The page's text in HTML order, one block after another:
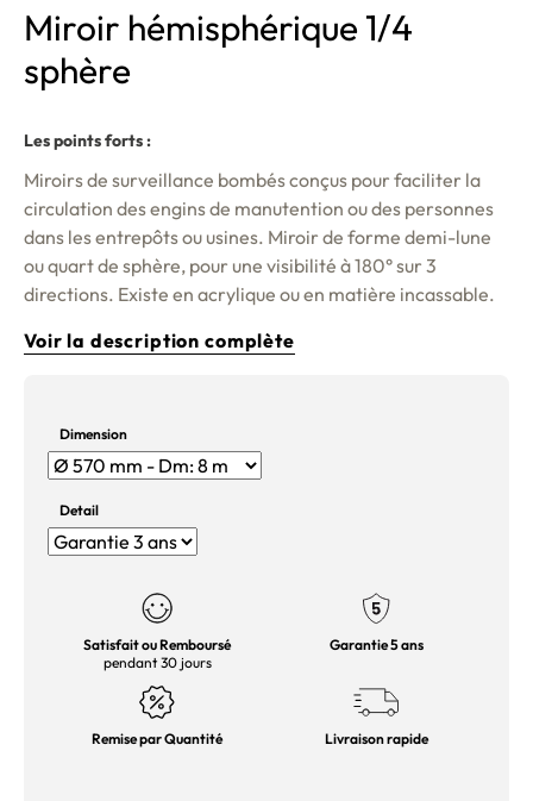
Miroir hémisphérique 1/4
sphère
Les points forts :
Miroirs de surveillance bombés conçus pour faciliter la
circulation des engins de manutention ou des personnes
dans les entrepôts ou usines. Miroir de forme demi-lune
ou quart de sphère, pour une visibilité à 180° sur 3
directions. Existe en acrylique ou en matière incassable.
Voir la description complète
Dimension
Detail
Satisfait ou Remboursé
pendant 30 jours
Garantie 5 ans
Remise par Quantité Livraison rapide